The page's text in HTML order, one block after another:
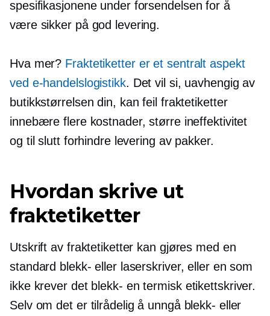
spesifikasjonene under forsendelsen for å
være sikker på god levering.
Hva mer? Fraktetiketter er et sentralt aspekt
ved e-handelslogistikk. Det vil si, uavhengig av
butikkstørrelsen din, kan feil fraktetiketter
innebære flere kostnader, større ineffektivitet
og til slutt forhindre levering av pakker.
Hvordan skrive ut
fraktetiketter
Utskrift av fraktetiketter kan gjøres med en
standard blekk- eller laserskriver, eller en som
ikke krever det blekk- en termisk etikettskriver.
Selv om det er tilrådelig å unngå blekk- eller